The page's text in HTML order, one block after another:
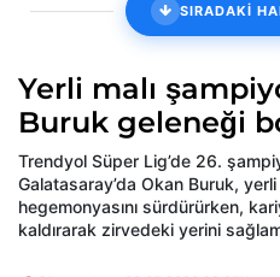
SIRADAKİ
Yerli malı
Buruk geleneği
Trendyol Süper Lig’de 26.
Galatasaray’da Okan Buruk,
hegemonyasını sürdürürken,
kaldırarak zirvedeki yerini